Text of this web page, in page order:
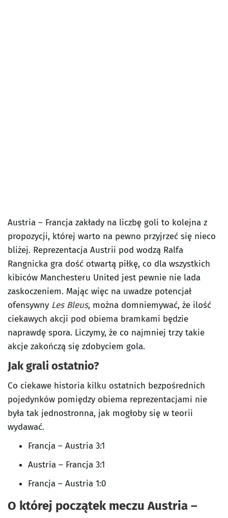
Austria – Francja zakłady na liczbę goli to kolejna z
propozycji, której warto na pewno przyjrzeć się nieco
bliżej. Reprezentacja Austrii pod wodzą Ralfa
Rangnicka gra dość otwartą piłkę, co dla wszystkich
kibiców Manchesteru United jest pewnie nie lada
zaskoczeniem. Mając więc na uwadze potencjał
ofensywny Les Bleus, można domniemywać, że ilość
ciekawych akcji pod obiema bramkami będzie
naprawdę spora. Liczymy, że co najmniej trzy takie
akcje zakończą się zdobyciem gola.
Jak grali ostatnio?
Co ciekawe historia kilku ostatnich bezpośrednich
pojedynków pomiędzy obiema reprezentacjami nie
była tak jednostronna, jak mogłoby się w teorii
wydawać.
Francja – Austria 3:1
Austria – Francja 3:1
Francja – Austria 1:0
O której początek meczu Austria –